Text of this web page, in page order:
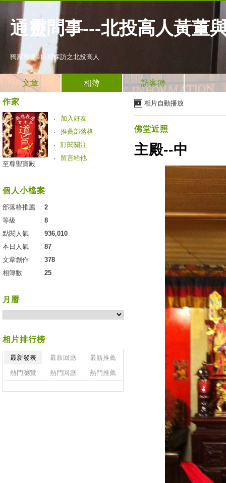
通靈問事---北投高人黃董
獨家報導916期採訪之北投高人
文章 相簿 訪客簿
相片自動播放
佛堂近照
主殿--中
作家
加入好友
推薦部落格
訂閱關注
留言給他
至尊聖寶殿
個人小檔案
部落格推薦 ： 2
等級
： 8
點閱人氣
： 936,010
本日人氣
： 87
文章創作
： 378
相簿數
： 25
月曆
相片排行榜
最新發表 最新回應
最新推薦
熱門瀏覽
熱門回應 熱門推薦